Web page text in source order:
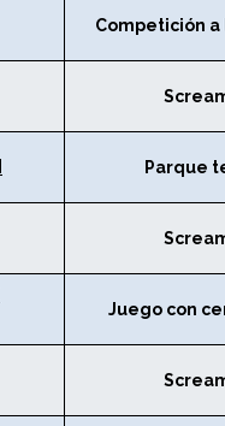
Competición a
Parque
Juego con